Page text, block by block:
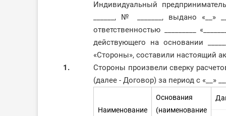
Индивидуальный
______, № _______, выдано «__»
ответственностью _________
действующего на основании
«Стороны», составили настоящий
1.
Стороны произвели сверку
(далее - Договор) за период с «__»
Наименование
Основания
(наименование